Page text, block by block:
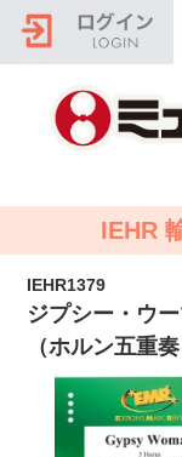
IEHR
IEHR1379
ジプシー・ウ
（ホルン五重